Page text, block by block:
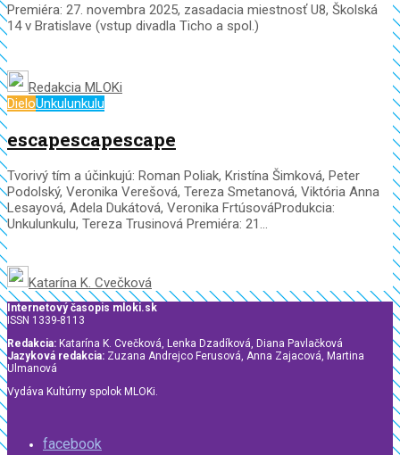
Premiéra: 27. novembra 2025, zasadacia miestnosť U8, Školská
14 v Bratislave (vstup divadla Ticho a spol.)
Redakcia MLOKi
DieloUnkulunkulu
escapescapescape
Tvorivý tím a účinkujú: Roman Poliak, Kristína Šimková, Peter
Podolský, Veronika Verešová, Tereza Smetanová, Viktória Anna
Lesayová, Adela Dukátová, Veronika FrtúsováProdukcia:
Unkulunkulu, Tereza Trusinová Premiéra: 21...
Katarína K. Cvečková
Internetový časopis mloki.sk
ISSN 1339-8113
Redakcia: Katarína K. Cvečková, Lenka Dzadíková, Diana Pavlačková
Jazyková redakcia: Zuzana Andrejco Ferusová, Anna Zajacová, Martina
Ulmanová
Vydáva Kultúrny spolok MLOKi.
facebook